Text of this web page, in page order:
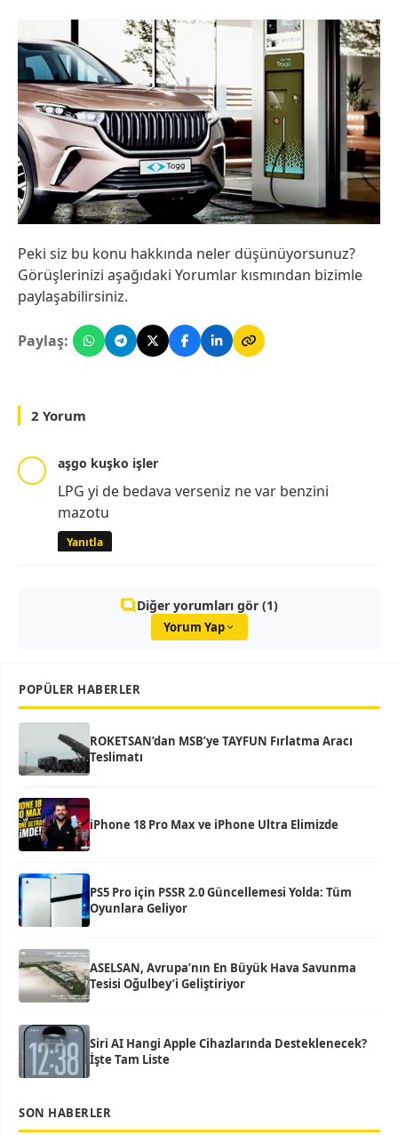
Peki siz bu konu hakkında neler düşünüyorsunuz?
Görüşlerinizi aşağıdaki Yorumlar kısmından bizimle
paylaşabilirsiniz.
Paylaş:
2 Yorum
aşgo kuşko işler
LPG yi de bedava verseniz ne var benzini
mazotu
Yanıtla
Diğer yorumları gör (1)
Yorum Yap
POPÜLER HABERLER
ROKETSAN’dan MSB’ye TAYFUN Fırlatma Aracı
Teslimatı
iPhone 18 Pro Max ve iPhone Ultra Elimizde
PS5 Pro için PSSR 2.0 Güncellemesi Yolda: Tüm
Oyunlara Geliyor
ASELSAN, Avrupa’nın En Büyük Hava Savunma
Tesisi Oğulbey’i Geliştiriyor
Siri AI Hangi Apple Cihazlarında Desteklenecek?
İşte Tam Liste
SON HABERLER